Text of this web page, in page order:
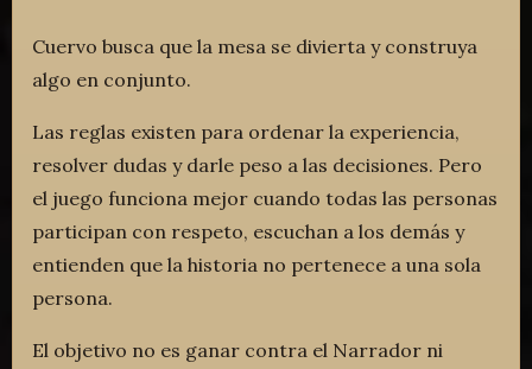
Cuervo busca que la mesa se divierta y construya
algo en conjunto.
Las reglas existen para ordenar la experiencia,
resolver dudas y darle peso a las decisiones. Pero
el juego funciona mejor cuando todas las personas
participan con respeto, escuchan a los demás y
entienden que la historia no pertenece a una sola
persona.
El objetivo no es ganar contra el Narrador ni